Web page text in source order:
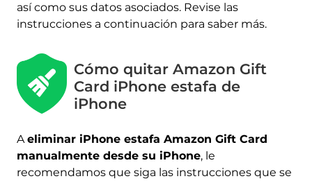
así como sus datos asociados. Revise las
instrucciones a continuación para saber más.
Cómo quitar Amazon Gift
Card iPhone estafa de
iPhone
A eliminar iPhone estafa Amazon Gift Card
manualmente desde su iPhone, le
recomendamos que siga las instrucciones que se